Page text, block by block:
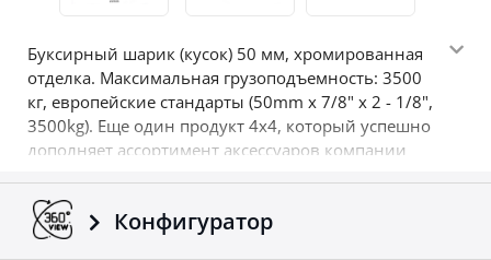
Буксирный шарик (кусок) 50 мм, хромированная
отделка. Максимальная грузоподъемность: 3500
кг, европейские стандарты (50mm x 7/8" x 2 - 1/8",
3500kg). Еще один продукт 4х4, который успешно
дополняет ассортимент аксессуаров компании
Конфигуратор